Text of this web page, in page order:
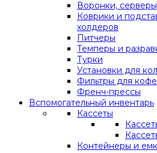
Воронки,
Коврики и
холдеров
Питчеры
Темперы и
Турки
Установки для
Фильтры для кофе
Френч-прессы
Вспомогательный инвентарь
Кассеты
Контейнеры и